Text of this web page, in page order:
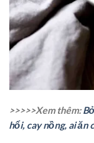
>>>>>Xem thêm:
hổi, cay nồng, ai ăn